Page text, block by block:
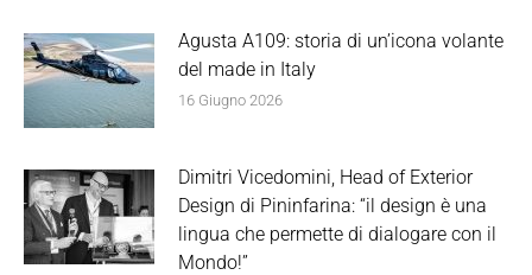
Agusta A109: storia di un’icona volante
del made in Italy
16 Giugno 2026
Dimitri Vicedomini, Head of Exterior
Design di Pininfarina: “il design è una
lingua che permette di dialogare con il
Mondo!”